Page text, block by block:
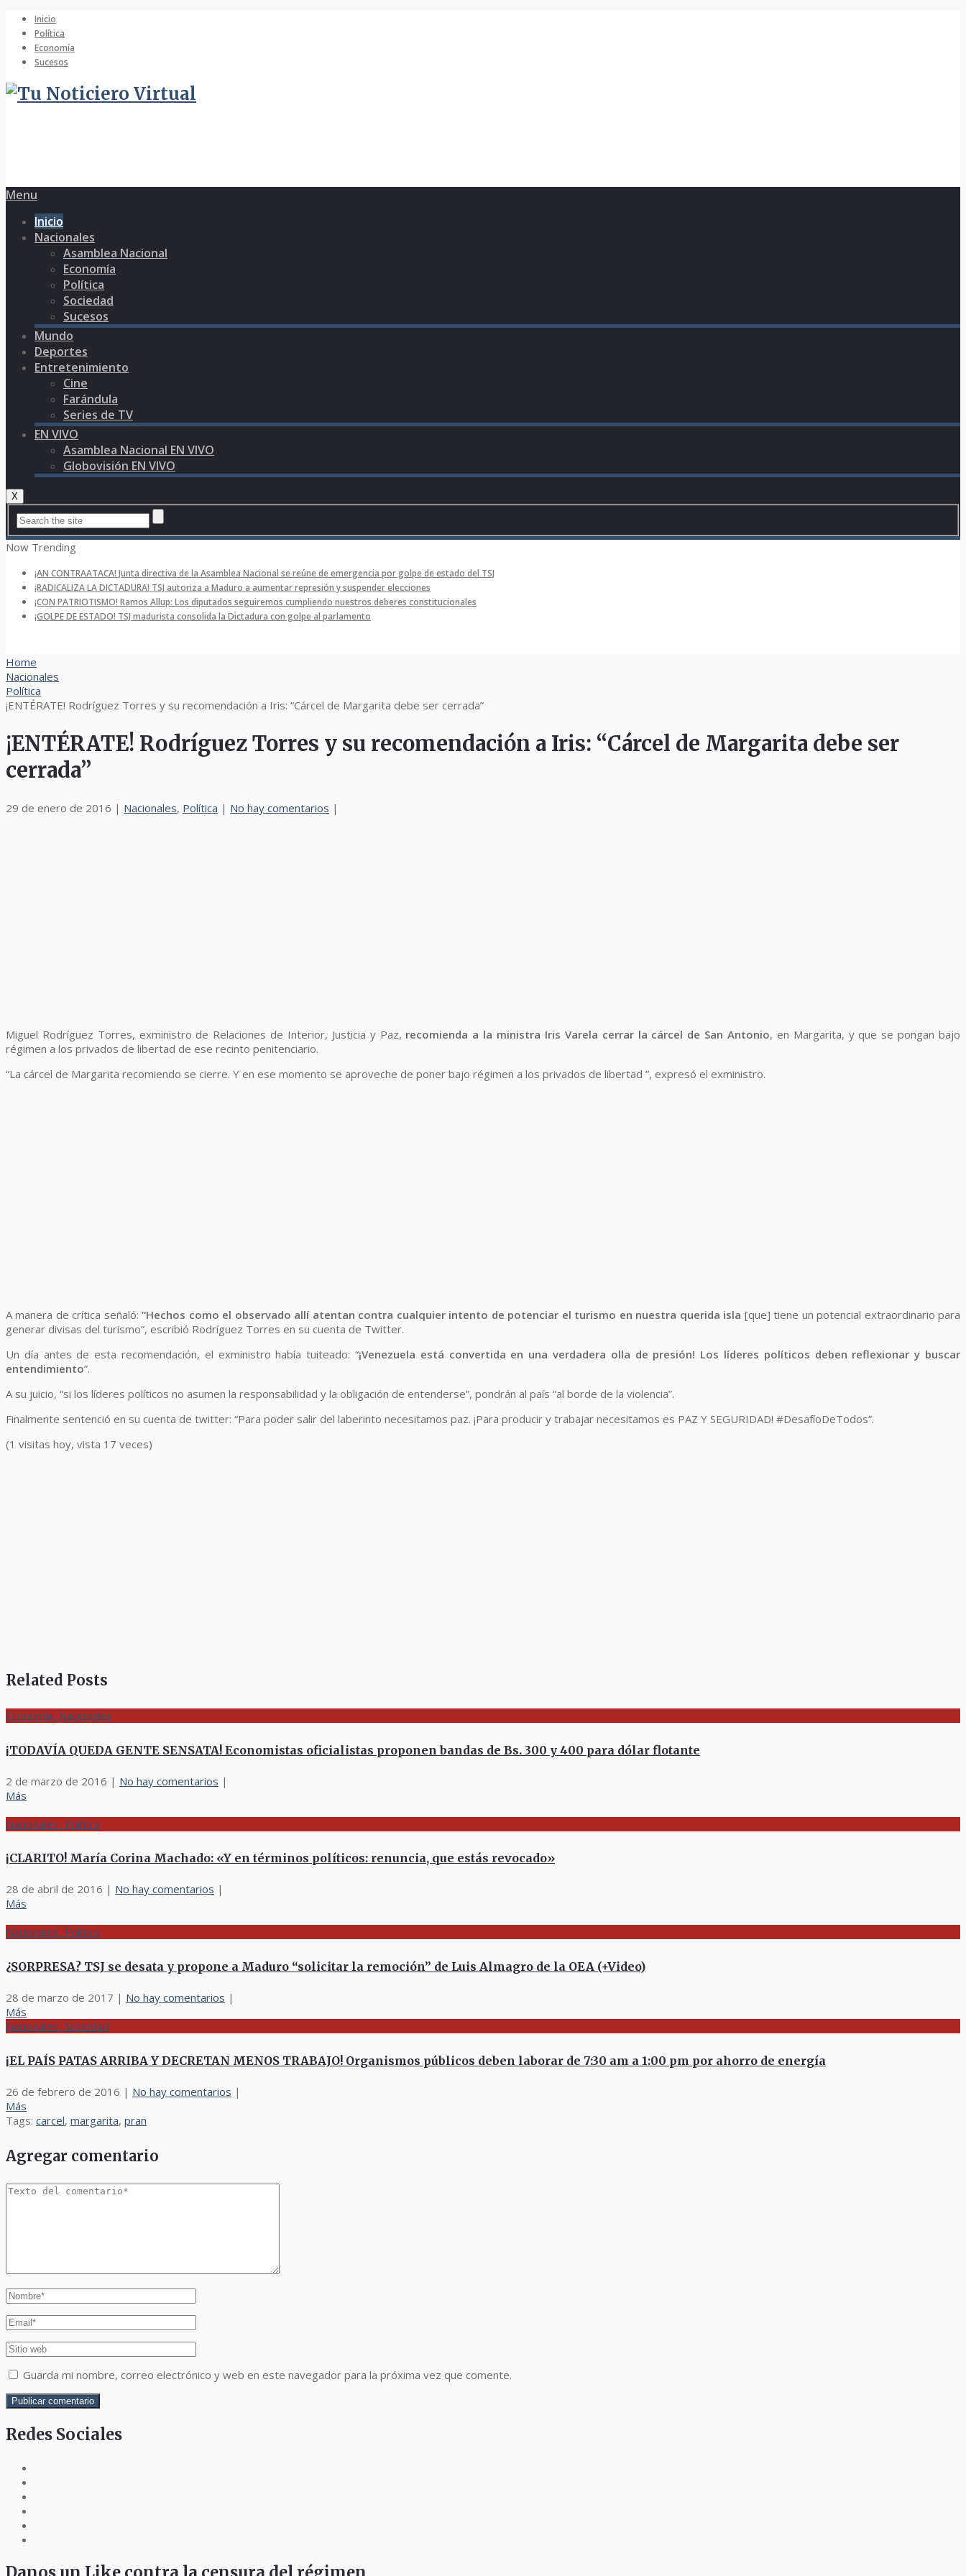
Inicio
Política
Economía
Sucesos
Menu
Inicio
Nacionales
Asamblea Nacional
Economía
Política
Sociedad
Sucesos
Mundo
Deportes
Entretenimiento
Cine
Farándula
Series de TV
EN VIVO
Asamblea Nacional EN VIVO
Globovisión EN VIVO
X
Now Trending
¡AN CONTRAATACA! Junta directiva de la Asamblea Nacional se reúne de emergencia por golpe de estado del TSJ
¡RADICALIZA LA DICTADURA! TSJ autoriza a Maduro a aumentar represión y suspender elecciones
¡CON PATRIOTISMO! Ramos Allup: Los diputados seguiremos cumpliendo nuestros deberes constitucionales
¡GOLPE DE ESTADO! TSJ madurista consolida la Dictadura con golpe al parlamento
Home
Nacionales
Política
¡ENTÉRATE! Rodríguez Torres y su recomendación a Iris: “Cárcel de Margarita debe ser cerrada”
¡ENTÉRATE! Rodríguez Torres y su recomendación a Iris: “Cárcel de Margarita debe ser
cerrada”
29 de enero de 2016 | Nacionales, Política | No hay comentarios |
Miguel Rodríguez Torres, exministro de Relaciones de Interior, Justicia y Paz, recomienda a la ministra Iris Varela cerrar la cárcel de San Antonio, en Margarita, y que se pongan bajo
régimen a los privados de libertad de ese recinto penitenciario.
“La cárcel de Margarita recomiendo se cierre. Y en ese momento se aproveche de poner bajo régimen a los privados de libertad ”, expresó el exministro.
A manera de crítica señaló: “Hechos como el observado allí atentan contra cualquier intento de potenciar el turismo en nuestra querida isla [que] tiene un potencial extraordinario para
generar divisas del turismo”, escribió Rodríguez Torres en su cuenta de Twitter.
Un día antes de esta recomendación, el exministro había tuiteado: “¡Venezuela está convertida en una verdadera olla de presión! Los líderes políticos deben reflexionar y buscar
entendimiento”.
A su juicio, “si los líderes políticos no asumen la responsabilidad y la obligación de entenderse”, pondrán al país “al borde de la violencia”.
Finalmente sentenció en su cuenta de twitter: “Para poder salir del laberinto necesitamos paz. ¡Para producir y trabajar necesitamos es PAZ Y SEGURIDAD! #DesafíoDeTodos”.
(1 visitas hoy, vista 17 veces)
Related Posts
Economía, Nacionales
¡TODAVÍA QUEDA GENTE SENSATA! Economistas oficialistas proponen bandas de Bs. 300 y 400 para dólar flotante
2 de marzo de 2016 | No hay comentarios |
Más
Nacionales, Política
¡CLARITO! María Corina Machado: «Y en términos políticos: renuncia, que estás revocado»
28 de abril de 2016 | No hay comentarios |
Más
Nacionales, Política
¿SORPRESA? TSJ se desata y propone a Maduro “solicitar la remoción” de Luis Almagro de la OEA (+Video)
28 de marzo de 2017 | No hay comentarios |
Más
Nacionales, Sociedad
¡EL PAÍS PATAS ARRIBA Y DECRETAN MENOS TRABAJO! Organismos públicos deben laborar de 7:30 am a 1:00 pm por ahorro de energía
26 de febrero de 2016 | No hay comentarios |
Más
Tags: carcel, margarita, pran
Agregar comentario
Guarda mi nombre, correo electrónico y web en este navegador para la próxima vez que comente.
Redes Sociales